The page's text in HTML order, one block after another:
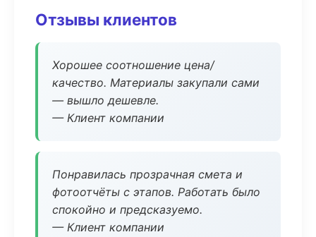
Отзывы клиентов
Хорошее соотношение цена/
качество. Материалы закупали сами
— вышло дешевле.
— Клиент компании
Понравилась прозрачная смета и
фотоотчёты с этапов. Работать было
спокойно и предсказуемо.
— Клиент компании